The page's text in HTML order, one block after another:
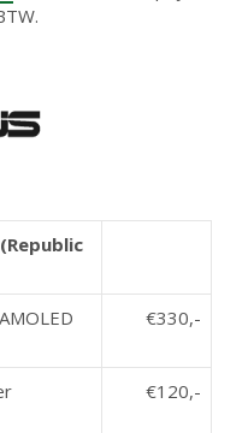
€330,-
€120,-